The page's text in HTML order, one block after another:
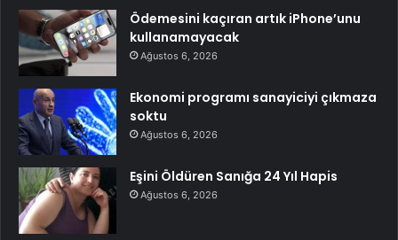
Ödemesini kaçıran artık iPhone’unu
kullanamayacak
Ağustos 6, 2026
Ekonomi programı sanayiciyi çıkmaza
soktu
Ağustos 6, 2026
Eşini Öldüren Sanığa 24 Yıl Hapis
Ağustos 6, 2026